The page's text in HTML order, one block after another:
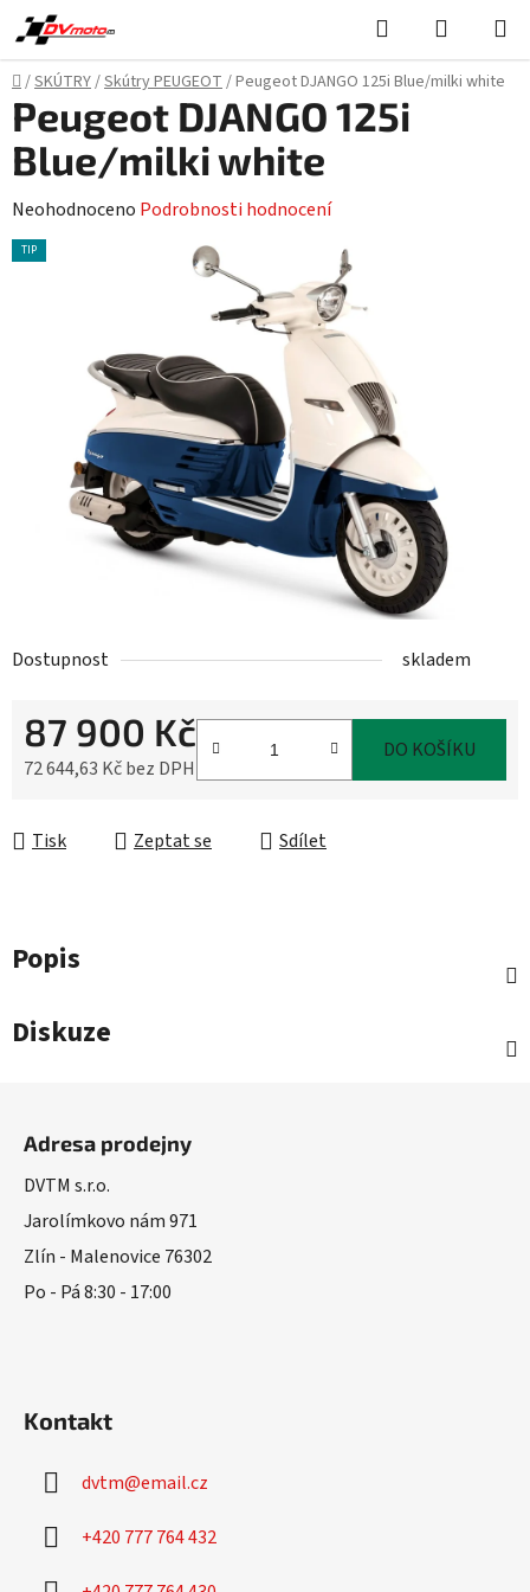
Přejít
na
obsah
Hledat
KOŠÍK
Domů
/SKÚTRY/Skútry PEUGEOT/Peugeot DJANGO 125i Blue/milki white
Dostupnost skladem
87 900 Kč
72 644,63 Kč bez DPH
DO KOŠÍKU
Tisk Zeptat se Sdílet
Peugeot DJANGO 125i
Blue/milki white
Průměrné
hodnocení
hvězdiček.
Neohodnoceno Podrobnosti hodnocení
TIP
Popis
Diskuze
Adresa prodejny
DVTM s.r.o.
Jarolímkovo nám 971
Zlín - Malenovice 76302
Po - Pá 8:30 - 17:00
Kontakt
dvtm@email.cz
+420 777 764 432